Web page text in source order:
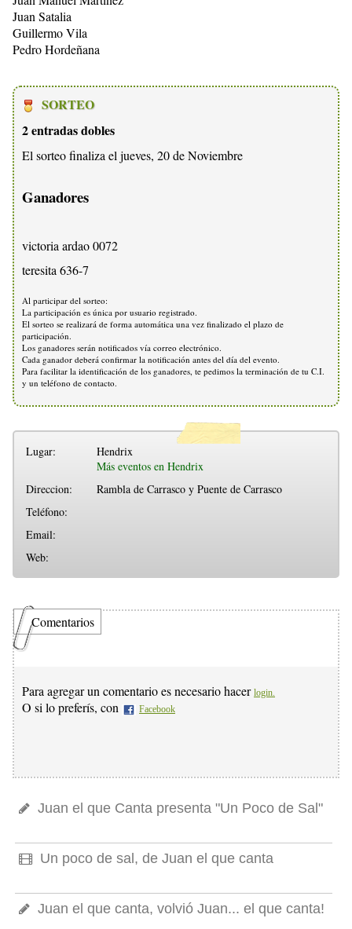
Juan Satalia
Guillermo Vila
Pedro Hordeñana
SORTEO
2 entradas dobles
El sorteo finaliza el jueves, 20 de Noviembre
Ganadores
victoria ardao 0072
teresita 636-7
Al participar del sorteo:
La participación es única por usuario registrado.
El sorteo se realizará de forma automática una vez finalizado el plazo de
participación.
Los ganadores serán notificados vía correo electrónico.
Cada ganador deberá confirmar la notificación antes del día del evento.
Para facilitar la identificación de los ganadores, te pedimos la terminación de tu C.I.
y un teléfono de contacto.
Lugar:
Hendrix
Más eventos en Hendrix
Direccion:
Rambla de Carrasco y Puente de Carrasco
Teléfono:
Email:
Web:
Comentarios
Para agregar un comentario es necesario hacer login.
O si lo preferís, con Facebook
Juan el que Canta presenta "Un Poco de Sal"
Un poco de sal, de Juan el que canta
Juan el que canta, volvió Juan... el que canta!